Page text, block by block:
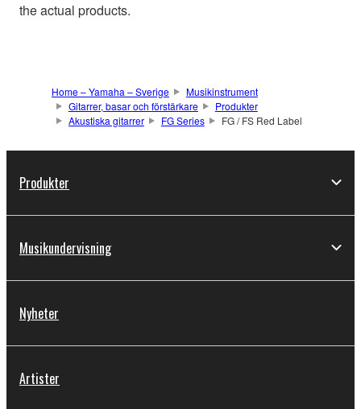
the actual products.
Home – Yamaha – Sverige
Musikinstrument
Gitarrer, basar och förstärkare
Produkter
Akustiska gitarrer
FG Series FG / FS Red Label
Produkter
Musikundervisning
Nyheter
Artister